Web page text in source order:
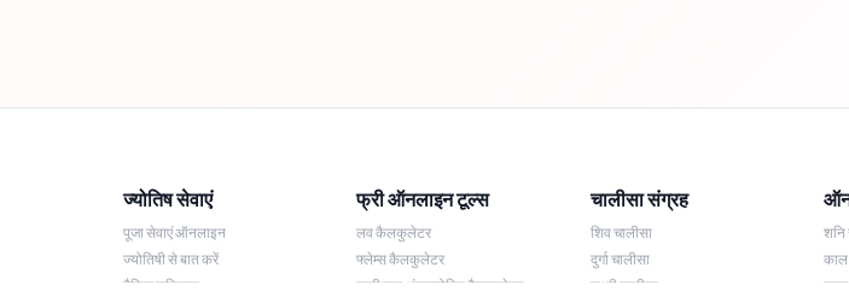
ज्योतिष सेवाएं
पूजा सेवाएं ऑनलाइन
ज्योतिषी से बात करें
दैनिक राशिफल
फ्री ऑनलाइन टूल्स
लव कैलकुलेटर
फ्लेम्स कैलकुलेटर
लकी नाम अंकज्योतिष कैलकुलेटर
चालीसा संग्रह
शिव चालीसा
दुर्गा चालीसा
लक्ष्मी चालीसा
शनि
काल
नज़र